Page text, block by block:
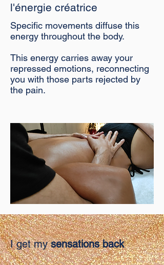
l'énergie créatrice
Specific movements diffuse this
energy throughout the body.
This energy carries away your
repressed emotions, reconnecting
you with those parts rejected by
the pain.
I get mysensations back